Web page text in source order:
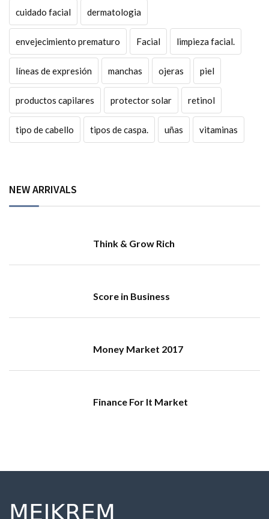
cuidado facial dermatologia
envejecimiento prematuro Facial limpieza facial.
líneas de expresión manchas ojeras piel
productos capilares protector solar retinol
tipo de cabello tipos de caspa. uñas vitaminas
NEW ARRIVALS
Think & Grow Rich
Score in Business
Money Market 2017
Finance For It Market